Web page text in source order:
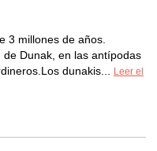
3 millones de años.
Dunak, en las antípodas
dunakis...
Leer el